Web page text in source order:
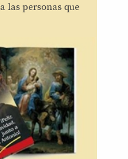
las personas que